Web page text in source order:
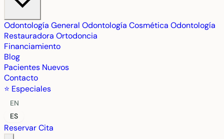
Odontología General Odontología Cosmética Odontología
Restauradora Ortodoncia
Financiamiento
Blog
Pacientes Nuevos
Contacto
⭐ Especiales
EN
ES
Reservar Cita